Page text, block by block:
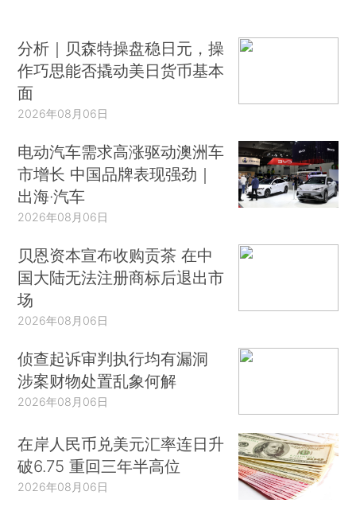
分析｜贝森特操盘稳日元，操
作巧思能否撬动美日货币基本
面
2026年08月06日
电动汽车需求高涨驱动澳洲车
市增长 中国品牌表现强劲｜
出海·汽车
2026年08月06日
贝恩资本宣布收购贡茶 在中
国大陆无法注册商标后退出市
场
2026年08月06日
侦查起诉审判执行均有漏洞
涉案财物处置乱象何解
2026年08月06日
在岸人民币兑美元汇率连日升
破6.75 重回三年半高位
2026年08月06日